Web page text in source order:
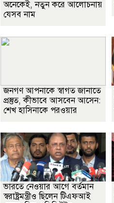
অনেকেই, নতুন করে আলোচনায়
যেসব নাম
জনগণ আপনাকে স্বাগত জানাতে
প্রস্তুত, কীভাবে আসবেন আসেন:
শেখ হাসিনাকে পরওয়ার
ভারতে নেওয়ার আগে বর্তমান
স্বরাষ্ট্রমন্ত্রীও ছিলেন টিএফআই